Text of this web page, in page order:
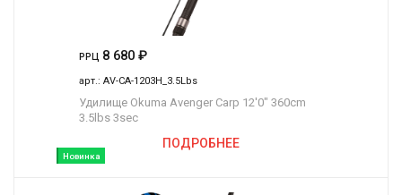
Новинка
РРЦ 8 680 ₽
арт.: AV-CA-1203H_3.5Lbs
Удилище Okuma Avenger Carp 12'0" 360cm
3.5lbs 3sec
ПОДРОБНЕЕ